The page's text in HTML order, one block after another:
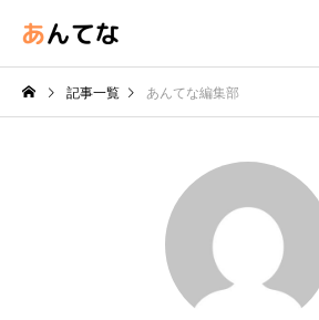
記事一覧 あんてな編集部